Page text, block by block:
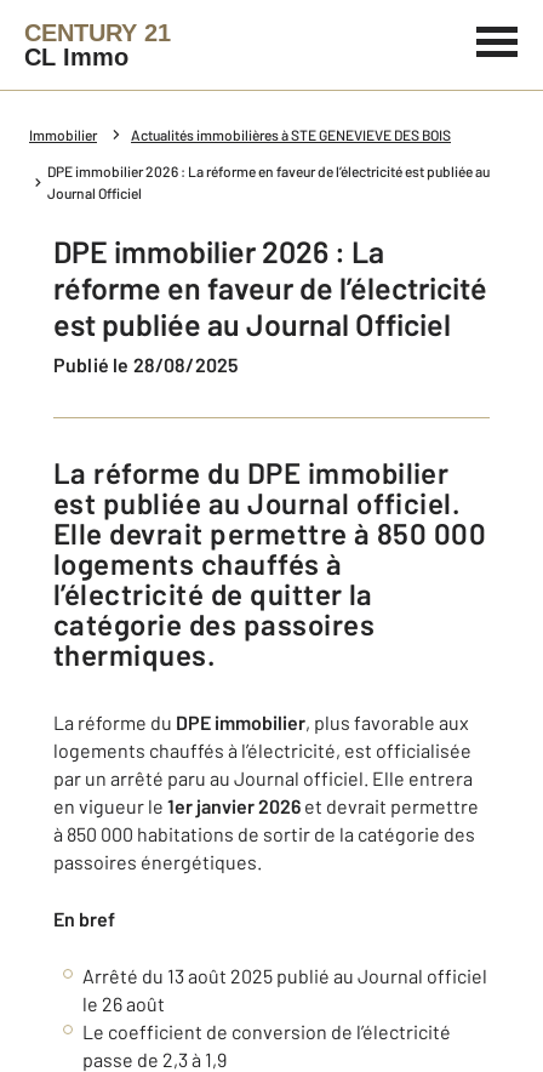
CENTURY 21
CL Immo
Immobilier Actualités immobilières à STE GENEVIEVE DES BOIS
DPE immobilier 2026 : La réforme en faveur de l’électricité est publiée au
Journal Officiel
DPE immobilier 2026 : La
réforme en faveur de l’électricité
est publiée au Journal Officiel
Publié le 28/08/2025
La réforme du DPE immobilier
est publiée au Journal officiel.
Elle devrait permettre à 850 000
logements chauffés à
l’électricité de quitter la
catégorie des passoires
thermiques.
La réforme du DPE immobilier, plus favorable aux
logements chauffés à l’électricité, est officialisée
par un arrêté paru au Journal officiel. Elle entrera
en vigueur le 1er janvier 2026 et devrait permettre
à 850 000 habitations de sortir de la catégorie des
passoires énergétiques.
En bref
Arrêté du 13 août 2025 publié au Journal officiel
le 26 août
Le coefficient de conversion de l’électricité
passe de 2,3 à 1,9